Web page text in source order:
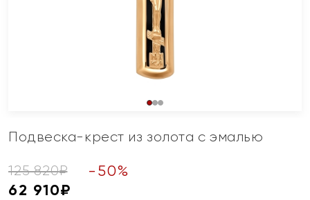
Подвеска-крест из золота с эмалью
125 820₽ - 50%
62 910₽